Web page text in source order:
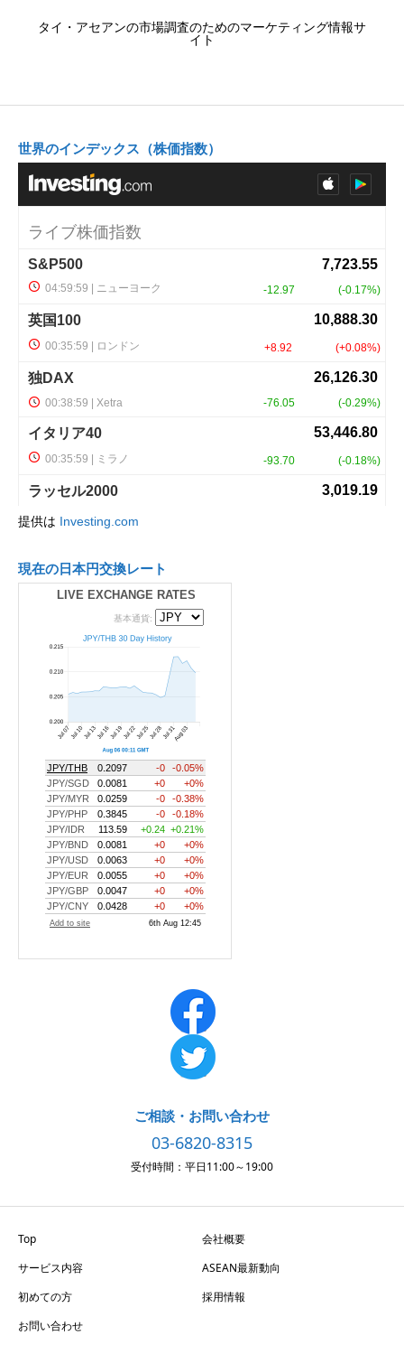
タイ・アセアンの市場調査のためのマーケティング情報サ
イト
世界のインデックス（株価指数）
提供は Investing.com
現在の日本円交換レート
LIVE EXCHANGE RATES
ご相談・お問い合わせ
03-6820-8315
受付時間：平日11:00～19:00
Top
会社概要
サービス内容
ASEAN最新動向
初めての方
採用情報
お問い合わせ